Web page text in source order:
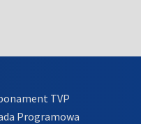
TVP
Programowa